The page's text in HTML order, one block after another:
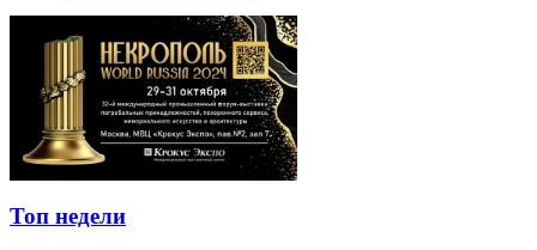
Топ недели